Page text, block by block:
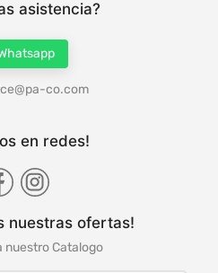
asistencia?
co.com
en redes!
nuestras ofertas!
nuestro Catalogo